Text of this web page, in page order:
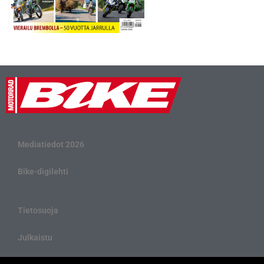
Mediatiedot 2026
Bike-digilehti
Tietosuoja
Julkaistu